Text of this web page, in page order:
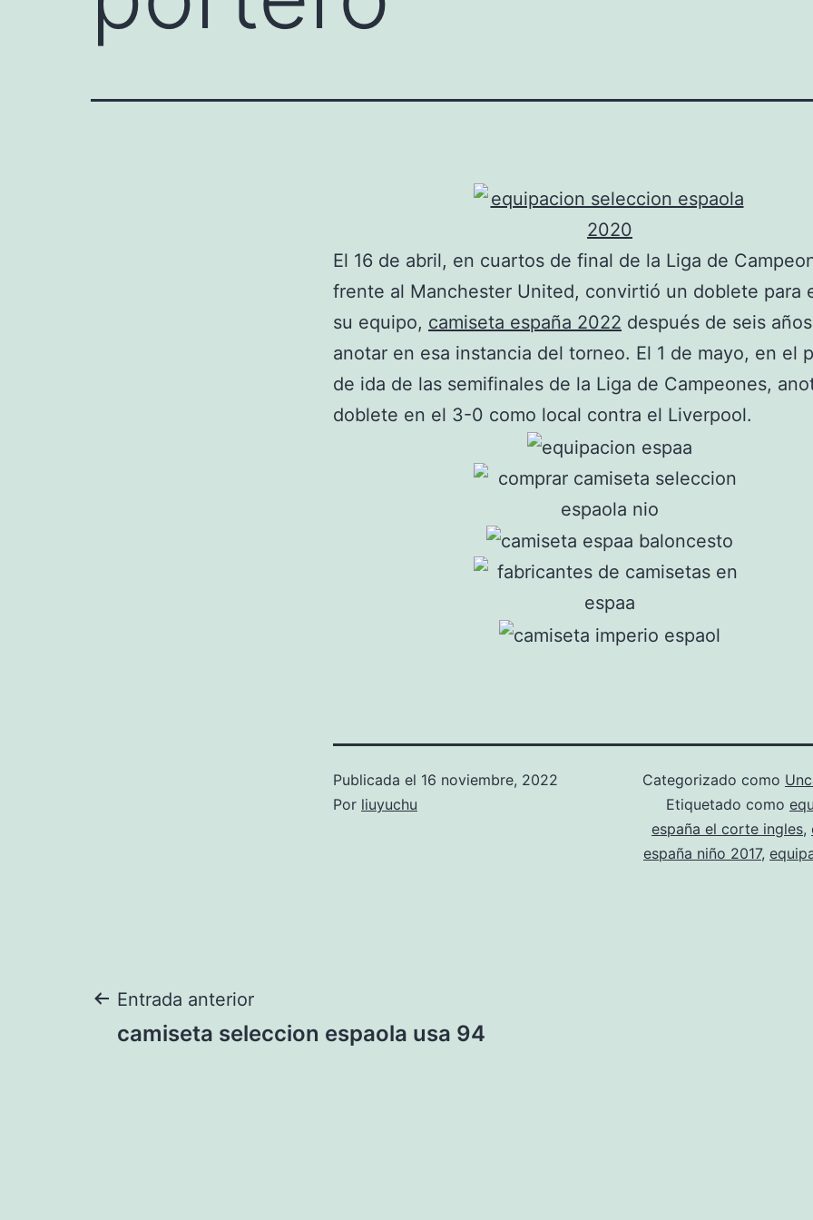
El 16 de abril, en cuartos de final de la Liga de
frente al Manchester United, convirtió un doblete para
su equipo, camiseta españa 2022 después de seis
anotar en esa instancia del torneo. El 1 de mayo, en el
de ida de las semifinales de la Liga de Campeones,
doblete en el 3-0 como local contra el Liverpool.
Publicada el 16 noviembre, 2022
Por liuyuchu
Categorizado como
Etiquetado como
españa el corte ingles,
españa niño 2017,
Navegación
Entrada anterior
camiseta seleccion espaola usa 94